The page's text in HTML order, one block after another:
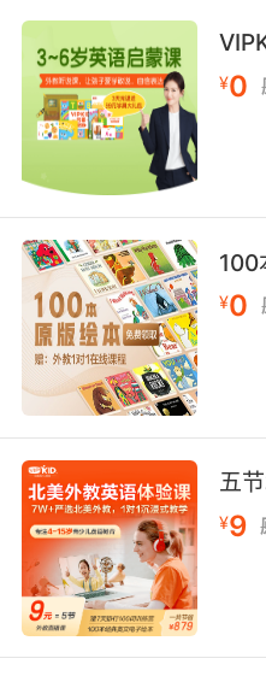
习效率。家长们在教孩
利用孩子对周边事物
教学引导。比如孩子
苹果的英语单词，不
以记住苹果的单词是
椅子和筷子等等都可以用
少儿英语哪好学习方法
理解
孩子的英语学习肯定
说一定要孩子死记硬
意思以及使用方法，
握英语单词。
¥0
100
¥0
五
¥9